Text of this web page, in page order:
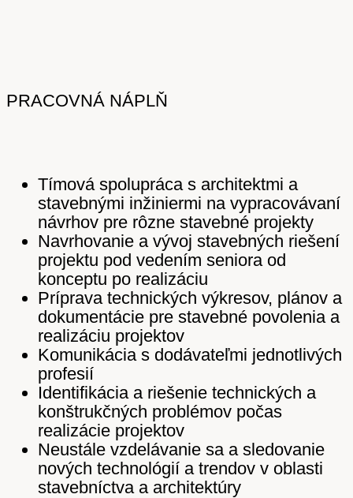
PRACOVNÁ NÁPLŇ
Tímová spolupráca s architektmi a
stavebnými inžiniermi na vypracovávaní
návrhov pre rôzne stavebné projekty
Navrhovanie a vývoj stavebných riešení
projektu pod vedením seniora od
konceptu po realizáciu
Príprava technických výkresov, plánov a
dokumentácie pre stavebné povolenia a
realizáciu projektov
Komunikácia s dodávateľmi jednotlivých
profesií
Identifikácia a riešenie technických a
konštrukčných problémov počas
realizácie projektov
Neustále vzdelávanie sa a sledovanie
nových technológií a trendov v oblasti
stavebníctva a architektúry